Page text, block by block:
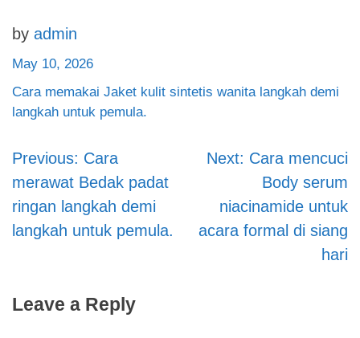
by admin
May 10, 2026
Cara memakai Jaket kulit sintetis wanita langkah demi
langkah untuk pemula.
Post
navigation
Previous: Cara
merawat Bedak padat
ringan langkah demi
langkah untuk pemula.
Next: Cara mencuci
Body serum
niacinamide untuk
acara formal di siang
hari
Leave a Reply